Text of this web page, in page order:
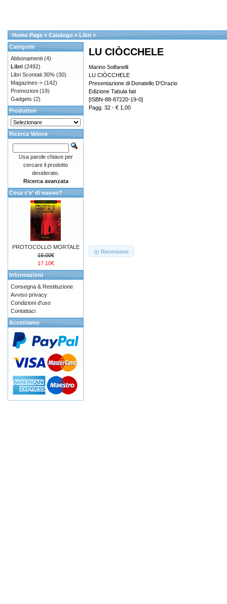
Home Page » Catalogo » Libri »
LU CIÒCCHELE
Marino Solfanelli
LU CIÒCCHELE
Presentazione di Donatello D'Orazio
Edizione Tabula fati
[ISBN-88-87220-19-0]
Pagg. 32 - € 1,00
Recensioni
Categorie
Abbonamenti (4)
Libri (2492)
Libri Scontati 30% (30)
Magazines-> (142)
Promozioni (19)
Gadgets (2)
Produttori
Ricerca Veloce
Usa parole chiave per
cercare il prodotto
desiderato.
Ricerca avanzata
Cosa c'e' di nuovo?
PROTOCOLLO MORTALE
18.00€
17.10€
Informazioni
Consegna & Restituzione
Avviso privacy
Condizioni d'uso
Contattaci
Accettiamo